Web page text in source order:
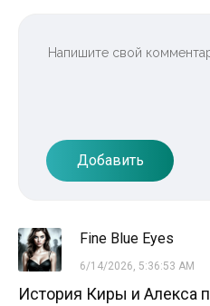
Добавить
Fine Blue Eyes
6/14/2026, 5:36:53 AM
История Киры и Алекса